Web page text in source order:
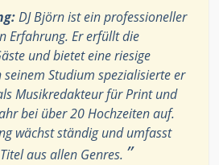
DJ Björn ist ein professioneller
Erfahrung. Er erfüllt die
und bietet eine riesige
Studium spezialisierte er
Musikredakteur für Print und
bei über 20 Hochzeiten auf.
wächst ständig und umfasst
aus allen Genres. ”